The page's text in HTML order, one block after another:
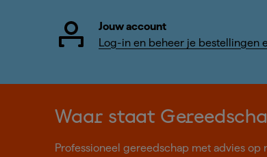
Jouw account
Log-in en beheer je bestellingen
Waar staat
Professioneel gereedschap met advies op